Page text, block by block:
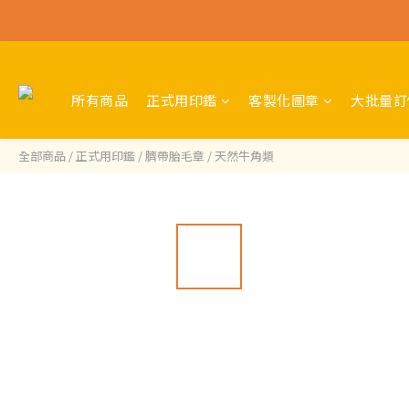
所有商品 正式用印鑑 客製化圖章 大批量
全部商品 /正式用印鑑 /臍帶胎毛章 / 天然牛角類